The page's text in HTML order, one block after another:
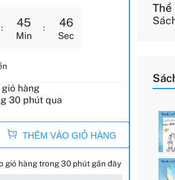
45
Min
44
Sec
hàng
30 phút qua
THÊM VÀO GIỎ HÀNG
giỏ hàng trong 30 phút gần đây
Thể